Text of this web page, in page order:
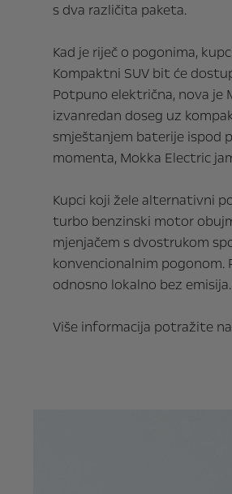
s dva različita paketa.
Kad je riječ o pogonima,
Kompaktni SUV bit će
Potpuno električna, nova je
izvanredan doseg uz
smještanjem baterije ispod
momenta, Mokka Electric
Kupci koji žele alternativni
turbo benzinski motor
mjenjačem s dvostrukom
konvencionalnim
odnosno lokalno bez emisija.
Više informacija potražite